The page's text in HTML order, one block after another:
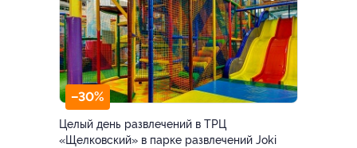
–30%
Целый день развлечений в ТРЦ
«Щелковский» в парке развлечений Joki